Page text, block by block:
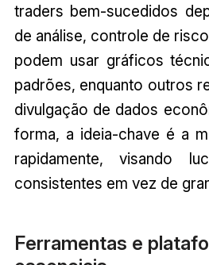
traders bem-sucedidos
de análise, controle de
podem usar gráficos
padrões, enquanto outros
divulgação de dados
forma, a ideia-chave é a
rapidamente, visando
consistentes em vez de
Ferramentas e